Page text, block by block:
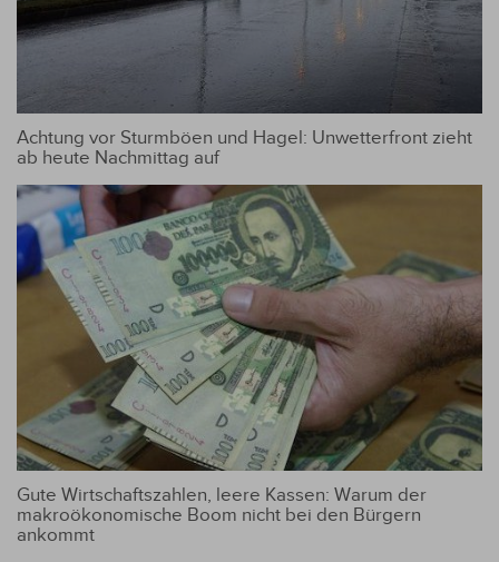
Achtung vor Sturmböen und Hagel: Unwetterfront zieht
ab heute Nachmittag auf
Gute Wirtschaftszahlen, leere Kassen: Warum der
makroökonomische Boom nicht bei den Bürgern
ankommt